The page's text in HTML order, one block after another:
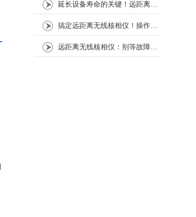
延长设备寿命的关键！远距离无线核相仪的保养细节，资深运维都在悄悄用
搞定远距离无线核相仪！操作步骤全梳理，每一步都讲透
远距离无线核相仪：别等故障才重视！这份维护保养指南请收好